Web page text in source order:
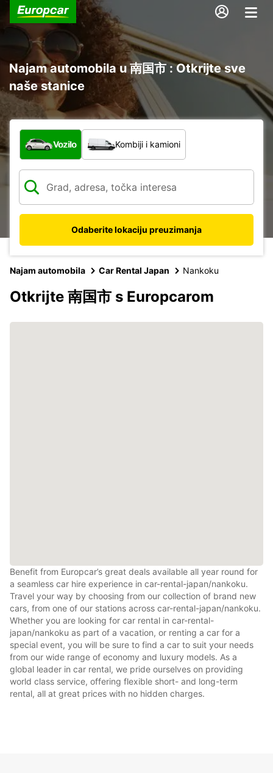
Najam automobila u 南国市 : Otkrijte sve
naše stanice
Koja vrsta vozila?
Vozilo Kombiji i kamioni
Odaberite lokaciju preuzimanja
Najam automobila Car Rental Japan Nankoku
Otkrijte 南国市 s Europcarom
Benefit from Europcar’s great deals available all year round for
a seamless car hire experience in car-rental-japan/nankoku.
Travel your way by choosing from our collection of brand new
cars, from one of our stations across car-rental-japan/nankoku.
Whether you are looking for car rental in car-rental-
japan/nankoku as part of a vacation, or renting a car for a
special event, you will be sure to find a car to suit your needs
from our wide range of economy and luxury models. As a
global leader in car rental, we pride ourselves on providing
world class service, offering flexible short- and long-term
rental, all at great prices with no hidden charges.